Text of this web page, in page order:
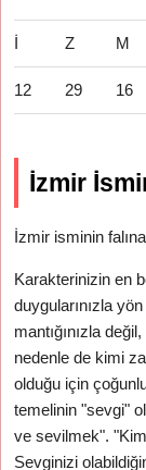
İ Z M
12 29 16
İzmir
İzmir isminin
Karakterinizin en
duygularınızla
mantığınızla
nedenle de kimi
olduğu için
temelinin "sevgi"
ve sevilmek".
Sevginizi